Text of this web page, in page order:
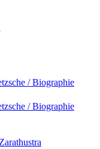
/ Biographie
/ Biographie